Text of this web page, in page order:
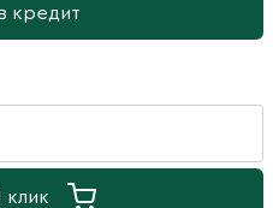
кредит
клик